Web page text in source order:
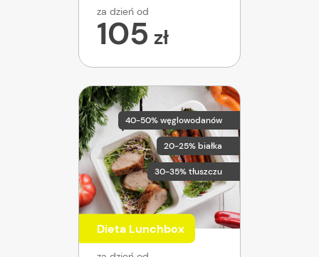
za dzień od
105 zł
40-50% węglowodanów
20-25% białka
30-35% tłuszczu
Dieta Lunchbox